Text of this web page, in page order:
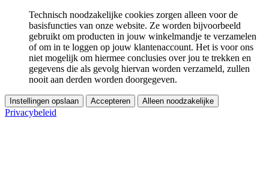
Technisch noodzakelijke cookies zorgen alleen voor de
basisfuncties van onze website. Ze worden bijvoorbeeld
gebruikt om producten in jouw winkelmandje te verzamelen
of om in te loggen op jouw klantenaccount. Het is voor ons
niet mogelijk om hiermee conclusies over jou te trekken en
gegevens die als gevolg hiervan worden verzameld, zullen
nooit aan derden worden doorgegeven.
Instellingen opslaan Accepteren Alleen noodzakelijke
Privacybeleid